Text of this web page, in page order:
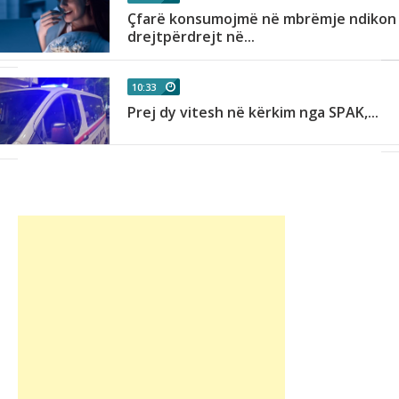
Çfarë konsumojmë në mbrëmje ndikon
drejtpërdrejt në...
10:33
Prej dy vitesh në kërkim nga SPAK,...